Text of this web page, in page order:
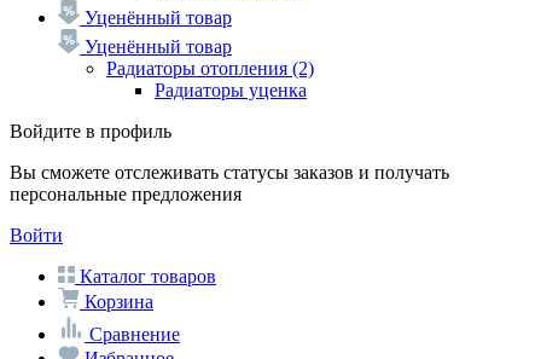
Уценённый товар
Уценённый товар
Радиаторы отопления (2)
Радиаторы уценка
Войдите в профиль
Вы сможете отслеживать статусы заказов и получать
персональные предложения
Войти
Каталог товаров
Корзина
Сравнение